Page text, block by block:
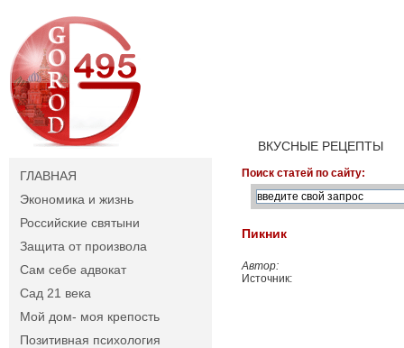
ГЛАВНАЯ
Экономика и жизнь
Российские святыни
Защита от произвола
Сам себе адвокат
Сад 21 века
Мой дом- моя крепость
Позитивная психология
ВКУСНЫЕ РЕЦЕПТЫ
Поиск статей по сайту:
Пикник
Автор:
Источник: